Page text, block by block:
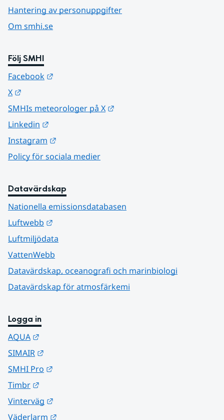
Hantering av personuppgifter
Om smhi.se
Följ SMHI
Facebook
X
SMHIs meteorologer på X
Linkedin
Instagram
Policy för sociala medier
Datavärdskap
Nationella emissionsdatabasen
Luftwebb
Luftmiljödata
VattenWebb
Datavärdskap, oceanografi och marinbiologi
Datavärdskap för atmosfärkemi
Logga in
AQUA
SIMAIR
SMHI Pro
Timbr
Vinterväg
Väderlarm